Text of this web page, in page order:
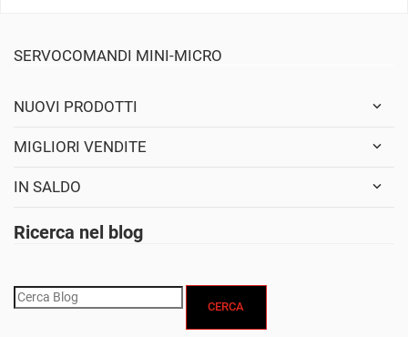
SERVOCOMANDI MINI-MICRO
NUOVI PRODOTTI
MIGLIORI VENDITE
IN SALDO
Ricerca nel blog
CERCA